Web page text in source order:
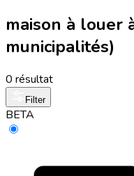
maison à louer
municipalités)
0 résultat
Filter
BETA